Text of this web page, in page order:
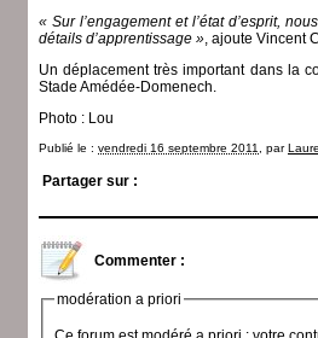
« Sur l’engagement et l’état d’esprit,
détails d’apprentissage », ajoute Vincent
Un déplacement très important dans la
Stade Amédée-Domenech.
Photo : Lou
Publié le : vendredi 16 septembre 2011 , par
Partager sur :
Commenter :
modération a priori